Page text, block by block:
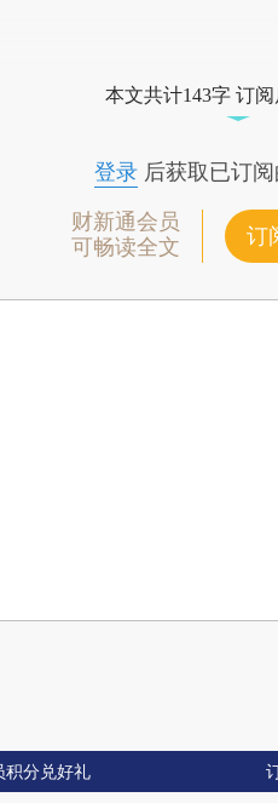
本文共计143字 订
登录后获取已订阅
财新通会员
可畅读全文
订
积分兑好礼